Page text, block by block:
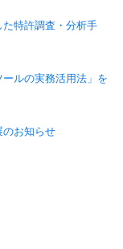
特許調査・分析手
ルの実務活用法」を
のお知らせ